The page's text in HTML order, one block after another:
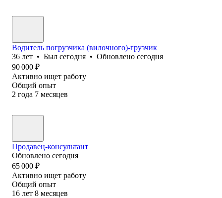
Водитель погрузчика (вилочного)-грузчик
36 лет • Был сегодня • Обновлено сегодня
90 000 ₽
Активно ищет работу
Общий опыт
2 года 7 месяцев
Продавец-консультант
Обновлено сегодня
65 000 ₽
Активно ищет работу
Общий опыт
16 лет 8 месяцев